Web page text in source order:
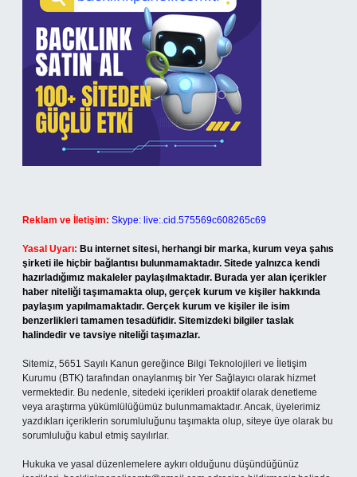
Reklam ve İletişim: Skype: live:.cid.575569c608265c69
Yasal Uyarı: Bu internet sitesi, herhangi bir marka, kurum veya şahıs
şirketi ile hiçbir bağlantısı bulunmamaktadır. Sitede yalnızca kendi
hazırladığımız makaleler paylaşılmaktadır. Burada yer alan içerikler
haber niteliği taşımamakta olup, gerçek kurum ve kişiler hakkında
paylaşım yapılmamaktadır. Gerçek kurum ve kişiler ile isim
benzerlikleri tamamen tesadüfidir. Sitemizdeki bilgiler taslak
halindedir ve tavsiye niteliği taşımazlar.
Sitemiz, 5651 Sayılı Kanun gereğince Bilgi Teknolojileri ve İletişim
Kurumu (BTK) tarafından onaylanmış bir Yer Sağlayıcı olarak hizmet
vermektedir. Bu nedenle, sitedeki içerikleri proaktif olarak denetleme
veya araştırma yükümlülüğümüz bulunmamaktadır. Ancak, üyelerimiz
yazdıkları içeriklerin sorumluluğunu taşımakta olup, siteye üye olarak bu
sorumluluğu kabul etmiş sayılırlar.
Hukuka ve yasal düzenlemelere aykırı olduğunu düşündüğünüz